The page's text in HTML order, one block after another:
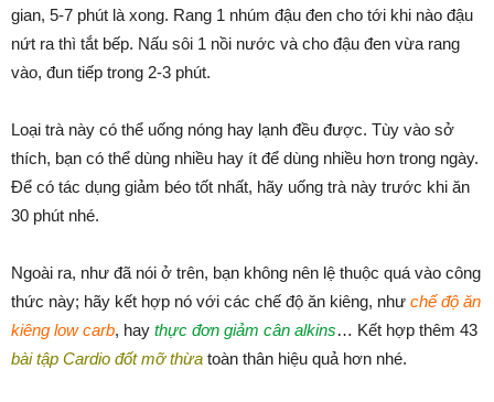
gian, 5-7 phút là xong. Rang 1 nhúm đậu đen cho tới khi nào đậu
nứt ra thì tắt bếp. Nấu sôi 1 nồi nước và cho đậu đen vừa rang
vào, đun tiếp trong 2-3 phút.
Loại trà này có thể uống nóng hay lạnh đều được. Tùy vào sở
thích, bạn có thể dùng nhiều hay ít để dùng nhiều hơn trong ngày.
Để có tác dụng giảm béo tốt nhất, hãy uống trà này trước khi ăn
30 phút nhé.
Ngoài ra, như đã nói ở trên, bạn không nên lệ thuộc quá vào công
thức này; hãy kết hợp nó với các chế độ ăn kiêng, như chế độ ăn
kiêng low carb, hay thực đơn giảm cân alkins… Kết hợp thêm 43
bài tập Cardio đốt mỡ thừa toàn thân hiệu quả hơn nhé.